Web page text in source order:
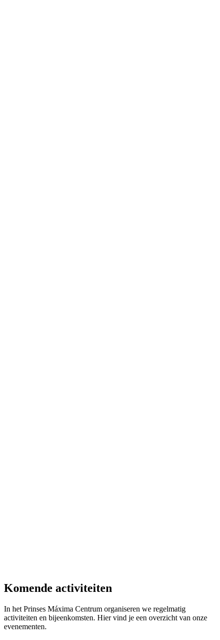
Komende activiteiten
In het Prinses Máxima Centrum organiseren we regelmatig
activiteiten en bijeenkomsten. Hier vind je een overzicht van onze
evenementen.